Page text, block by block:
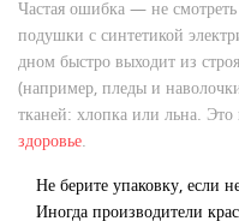
Частая ошибка — не
подушки с синтетикой
дном быстро выходит из
(например, пледы и
тканей: хлопка или льна.
здоровье.
Не берите упаковку, если
Иногда производители